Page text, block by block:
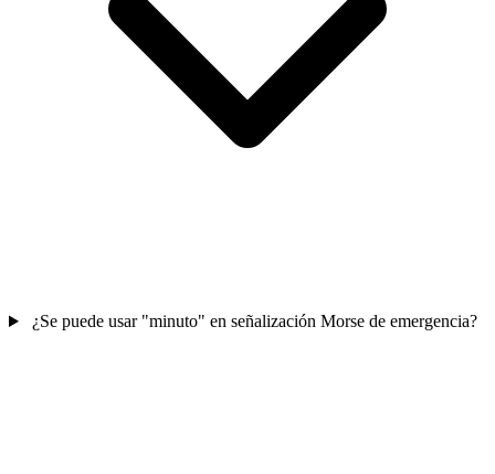
¿Se puede usar "minuto" en señalización Morse de emergencia?